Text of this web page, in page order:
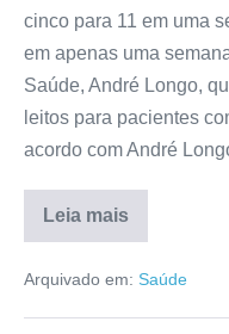
cinco para 11 em uma
em apenas uma
Saúde, André Longo,
leitos para pacientes
acordo com André
Leia mais
Arquivado em: Saúde